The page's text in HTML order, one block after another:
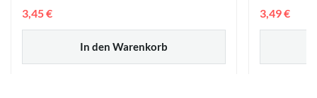
In den Warenkorb
3,45 € 3,49 €